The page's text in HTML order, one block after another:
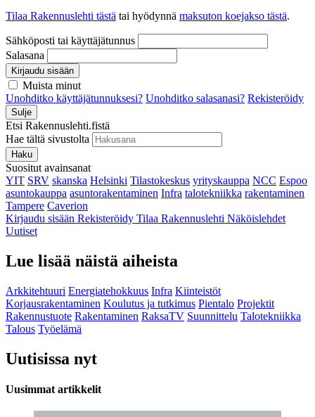
Tilaa Rakennuslehti tästä tai hyödynnä maksuton koejakso tästä.
Sähköposti tai käyttäjätunnus
Salasana
Kirjaudu sisään
Muista minut
Unohditko käyttäjätunnuksesi? Unohditko salasanasi? Rekisteröidy
Sulje
Etsi Rakennuslehti.fistä
Hae tältä sivustolta
Haku
Suositut avainsanat
YIT SRV skanska Helsinki Tilastokeskus yrityskauppa NCC Espoo
asuntokauppa asuntorakentaminen Infra talotekniikka rakentaminen
Tampere Caverion
Kirjaudu sisään Rekisteröidy Tilaa Rakennuslehti Näköislehdet
Uutiset
Lue lisää näistä aiheista
Arkkitehtuuri Energiatehokkuus Infra Kiinteistöt
Korjausrakentaminen Koulutus ja tutkimus Pientalo Projektit
Rakennustuote Rakentaminen RaksaTV Suunnittelu Talotekniikka
Talous Työelämä
Uutisissa nyt
Uusimmat artikkelit